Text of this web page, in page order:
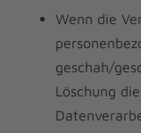
Wenn die
geschah/
Löschung